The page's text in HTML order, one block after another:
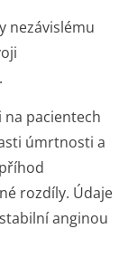
nezávislému
pacientech
úmrtnosti a
rozdíly. Údaje
anginou